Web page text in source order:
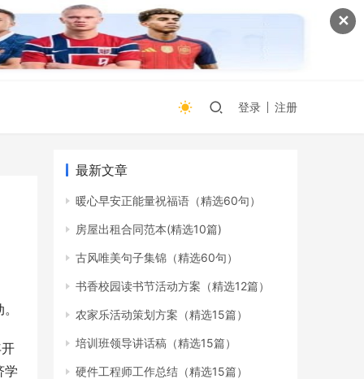
✕
登录 注册
学
最新文章
暖心早安正能量祝福语（精选60句）
房屋出租合同范本(精选10篇)
古风唯美句子集锦（精选60句）
书香校园读书节活动方案（精选12篇）
农家乐活动策划方案（精选15篇）
培训班领导讲话稿（精选15篇）
硬件工程师工作总结（精选15篇）